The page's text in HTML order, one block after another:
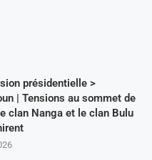
présidentielle >
| Tensions au sommet de
clan Nanga et le clan Bulu